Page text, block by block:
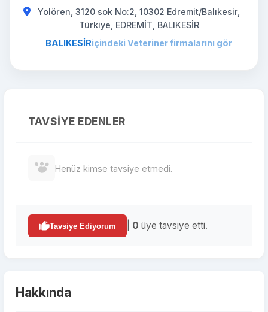
Yolören, 3120 sok No:2, 10302 Edremit/Balıkesir,
Türkiye, EDREMİT, BALIKESİR
BALIKESİRiçindeki Veteriner firmalarını gör
TAVSIYE EDENLER
Henüz kimse tavsiye etmedi.
Tavsiye Ediyorum 0 üye tavsiye etti.
Hakkında